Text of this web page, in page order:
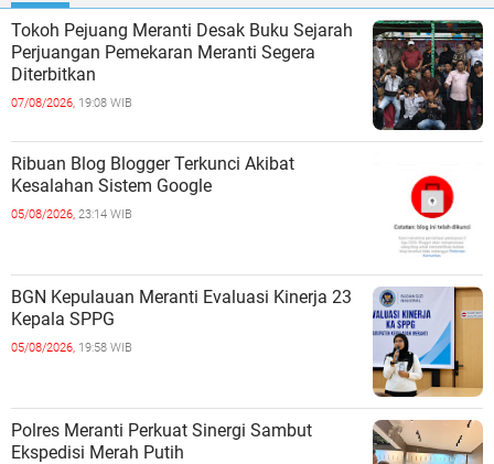
Tokoh Pejuang Meranti Desak Buku Sejarah
Perjuangan Pemekaran Meranti Segera
Diterbitkan
07/08/2026, 19:08 WIB
Ribuan Blog Blogger Terkunci Akibat
Kesalahan Sistem Google
05/08/2026, 23:14 WIB
BGN Kepulauan Meranti Evaluasi Kinerja 23
Kepala SPPG
05/08/2026, 19:58 WIB
Polres Meranti Perkuat Sinergi Sambut
Ekspedisi Merah Putih